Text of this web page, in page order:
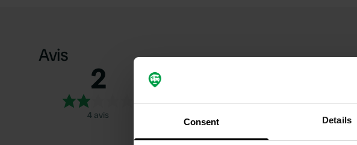
Consent Details
Avis
2
4 avis
5
4
3
1